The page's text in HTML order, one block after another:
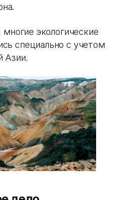
экологические
специально с учетом
Азии.